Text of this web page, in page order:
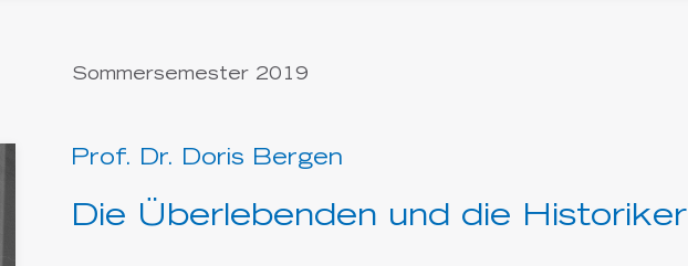
Sommersemester 2019
Prof. Dr. Doris Bergen
Die Überlebenden und die Historiker